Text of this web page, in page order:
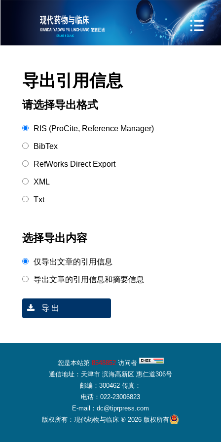
导出引用信息
请选择导出格式
RIS (ProCite, Reference Manager)
BibTex
RefWorks Direct Export
XML
Txt
选择导出内容
仅导出文章的引用信息
导出文章的引用信息和摘要信息
导 出
您是本站第 8548852访问者
通信地址：天津市 滨海高新区 惠仁道306号
邮编：300462 传真：
电话：022-23006823
E-mail：dc@tiprpress.com
版权所有：现代药物与临床 ® 2026 版权所有